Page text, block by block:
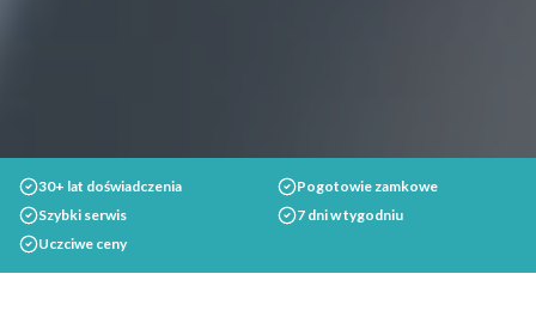
30+ lat doświadczenia
Pogotowie zamkowe
Szybki serwis
7 dni w tygodniu
Uczciwe ceny